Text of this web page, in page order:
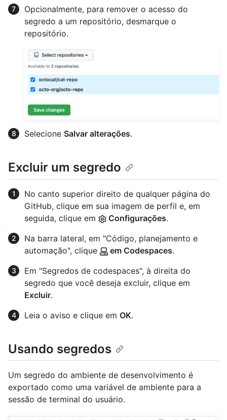
Opcionalmente, para remover o acesso do
segredo a um repositório, desmarque o
repositório.
Selecione Salvar alterações.
Excluir um segredo
No canto superior direito de qualquer página do
GitHub, clique em sua imagem de perfil e, em
seguida, clique em
Configurações.
Na barra lateral, em "Código, planejamento e
automação", clique
em Codespaces.
Em "Segredos de codespaces", à direita do
segredo que você deseja excluir, clique em
Excluir.
Leia o aviso e clique em OK.
Usando segredos
Um segredo do ambiente de desenvolvimento é
exportado como uma variável de ambiente para a
sessão de terminal do usuário.